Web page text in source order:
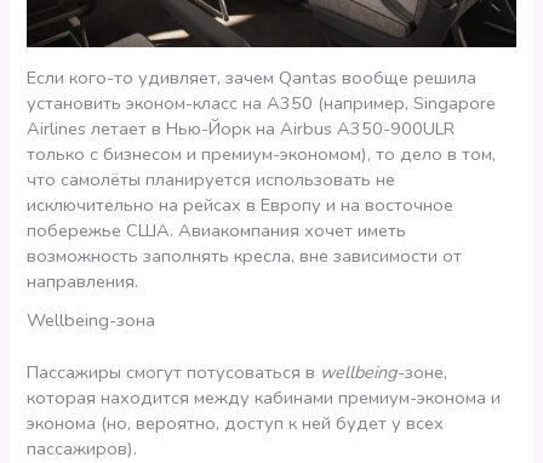
Если кого-то удивляет, зачем Qantas вообще решила
установить эконом-класс на А350 (например, Singapore
Airlines летает в Нью-Йорк на Airbus A350-900ULR
только с бизнесом и премиум-экономом), то дело в том,
что самолёты планируется использовать не
исключительно на рейсах в Европу и на восточное
побережье США. Авиакомпания хочет иметь
возможность заполнять кресла, вне зависимости от
направления.
Wellbeing-зона
Пассажиры смогут потусоваться в wellbeing-зоне,
которая находится между кабинами премиум-эконома и
эконома (но, вероятно, доступ к ней будет у всех
пассажиров).